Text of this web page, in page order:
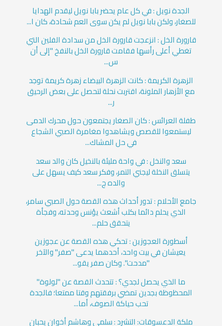
الجدة نويل : في كل عام يحضر بابا نويل ليقدم الهدايا
للصغار، ولكن بابا نويل لم يكن سوى العم شحادة، كان ا...
قارورة الخل : انزعجت قارورة الخل من سدادة الفلين التي
تغطي أعلى رأسها فقامت قارورة الخل بالنفخ "إلى أن
س...
الزهرة الكريمة : كانت الزهرة البيضاء زهرة كريمة توجد
مع الأزهار الملونة، اقتربت نحلة لتحصل على بعض الرحيق
ر...
طفلة العرائس : كان الصغار يجتمعون حول محرك الدمى
ليستمعوا للقصص ويشاهدوا مغامرة الصبي الشجاع
في حل المشاك...
سعد والنخل : في واحة مليئة بالنخيل كان والد سعد
يتسلق النخلة ليجني التمر، وفكر سعد كيف يسهل على
والده ج...
جامع الأحلام : تدور أحداث هذه القصة حول الصبي سامر،
الذي يحلم دائما بكلب أشعث يؤنس وحدته، وفجأة
يتحقق حلم...
أسطورة العجوزين : تحكي هذه القصة عن عجوزين
يعيشان في بيت واحد، أحدهما يدعى "صفر" والآخر
"مدحت". وكان صفر يقو...
ما الذي يحصل لجدي؟ : تتحدث القصة عن "لولوة"
المحظوظة بجدين تمضي برفقتهم وقتا ممتعا؛ فالجدة
تحب حياكة الصوف، أما...
ملكة الدعسوقات: التشرد : سلمى وهاشم أخوان يحبان